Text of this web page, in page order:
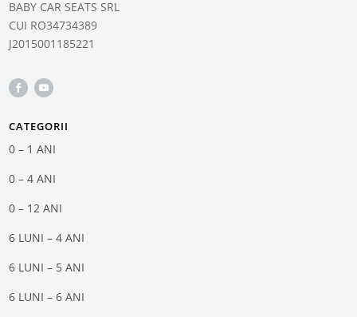
BABY CAR SEATS SRL
CUI RO34734389
J2015001185221
CATEGORII
0 – 1 ANI
0 – 4 ANI
0 – 12 ANI
6 LUNI – 4 ANI
6 LUNI – 5 ANI
6 LUNI – 6 ANI